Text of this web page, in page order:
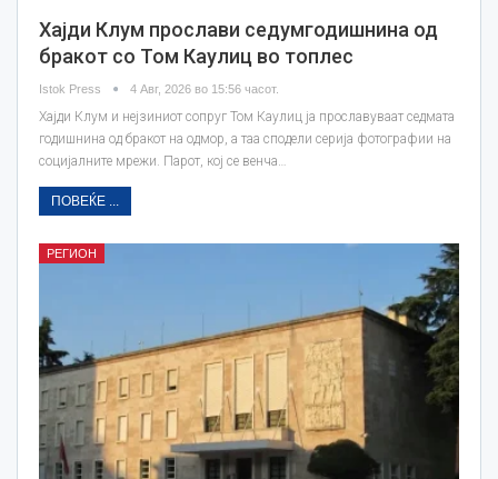
Хајди Клум прослави седумгодишнина од
бракот со Том Каулиц во топлес
Istok Press 4 Авг, 2026 во 15:56 часот.
Хајди Клум и нејзиниот сопруг Том Каулиц ја прославуваат седмата
годишнина од бракот на одмор, а таа сподели серија фотографии на
социјалните мрежи. Парот, кој се венча…
ПОВЕЌЕ ...
РЕГИОН